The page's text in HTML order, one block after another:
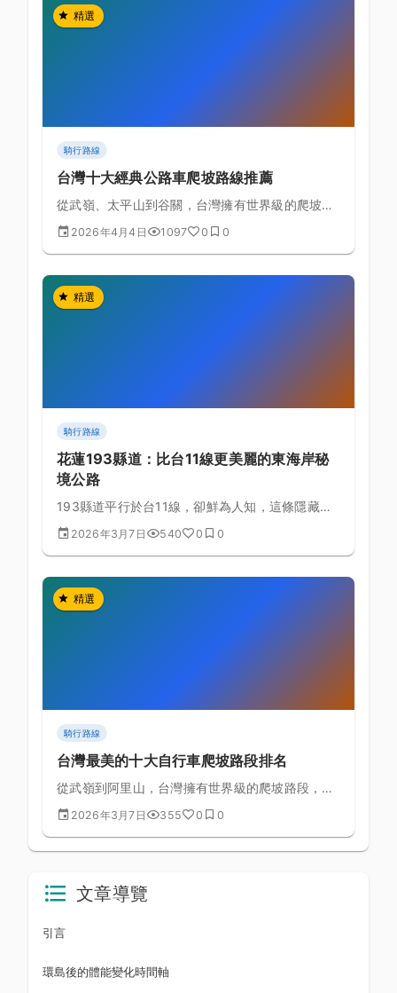
精選
騎行路線
台灣十大經典公路車爬坡路線推薦
從武嶺、太平山到谷關，台灣擁有世界級的爬坡路
線，本文整理10條最值得挑戰的經典爬坡路線。
2026年4月4日 1097 0 0
精選
騎行路線
花蓮193縣道：比台11線更美麗的東海岸秘
境公路
193縣道平行於台11線，卻鮮為人知，這條隱藏在
海岸山脈西側的秘境公路，擁有更原始的東台灣風
景。
2026年3月7日 540 0 0
精選
騎行路線
台灣最美的十大自行車爬坡路段排名
從武嶺到阿里山，台灣擁有世界級的爬坡路段，這
份排名幫你規劃下一個挑戰目標
2026年3月7日 355 0 0
文章導覽
引言
環島後的體能變化時間軸